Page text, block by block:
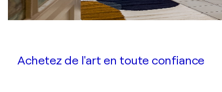
Achetez de l'art en toute confiance